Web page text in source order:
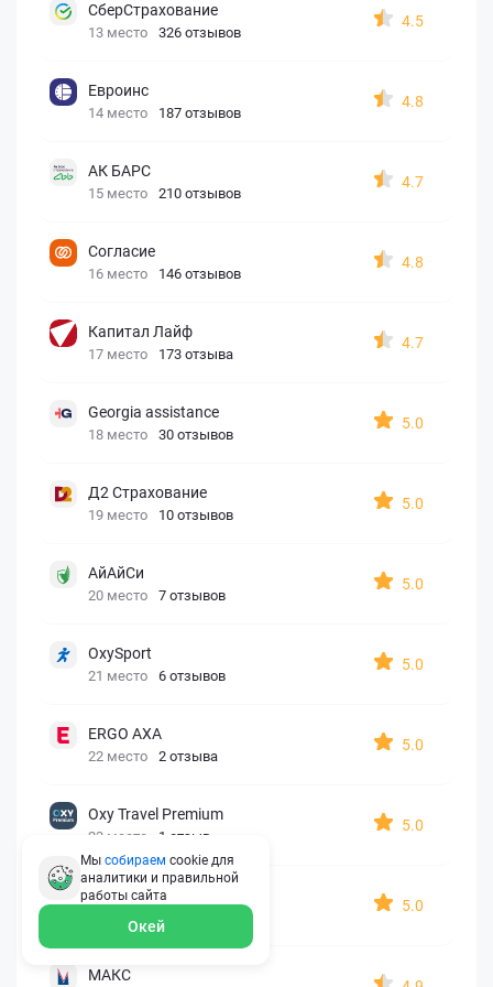
СберСтрахование
13 место 326 отзывов
4.5
Евроинс
14 место 187 отзывов
4.8
АК БАРС
15 место 210 отзывов
4.7
Согласие
16 место 146 отзывов
4.8
Капитал Лайф
17 место 173 отзыва
4.7
Georgia assistance
18 место 30 отзывов
5.0
Д2 Страхование
19 место 10 отзывов
5.0
АйАйСи
20 место 7 отзывов
5.0
OxySport
21 место 6 отзывов
5.0
ERGO AXA
22 место 2 отзыва
5.0
Oxy Travel Premium
23 место 1 отзыв
5.0
УралСиб
1 отзыв
5.0
МАКС
Мы собираем cookie для
аналитики и правильной
работы сайта
Окей